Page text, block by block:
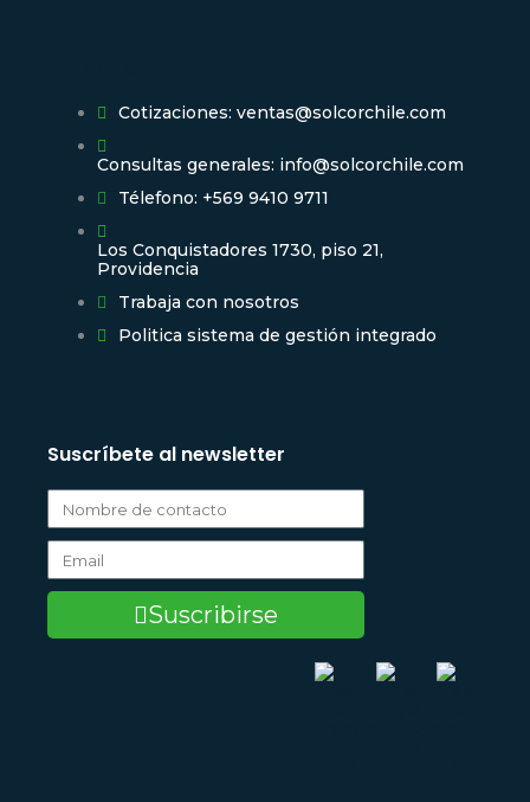
Cotizaciones: ventas@solcorchile.com
Consultas generales: info@solcorchile.com
Télefono: +569 9410 9711
Los Conquistadores 1730, piso 21,
Providencia
Trabaja con nosotros
Politica sistema de gestión integrado
Suscríbete al newsletter
Suscribirse